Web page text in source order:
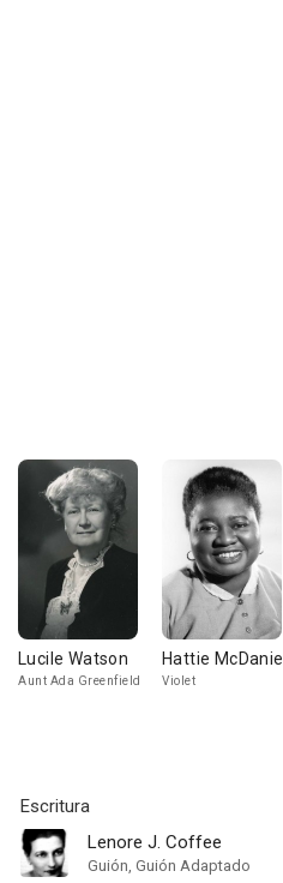
Lucile Watson
Aunt Ada Greenfield
Hattie McDaniel
Violet
Escritura
Lenore J. Coffee
Guión, Guión Adaptado